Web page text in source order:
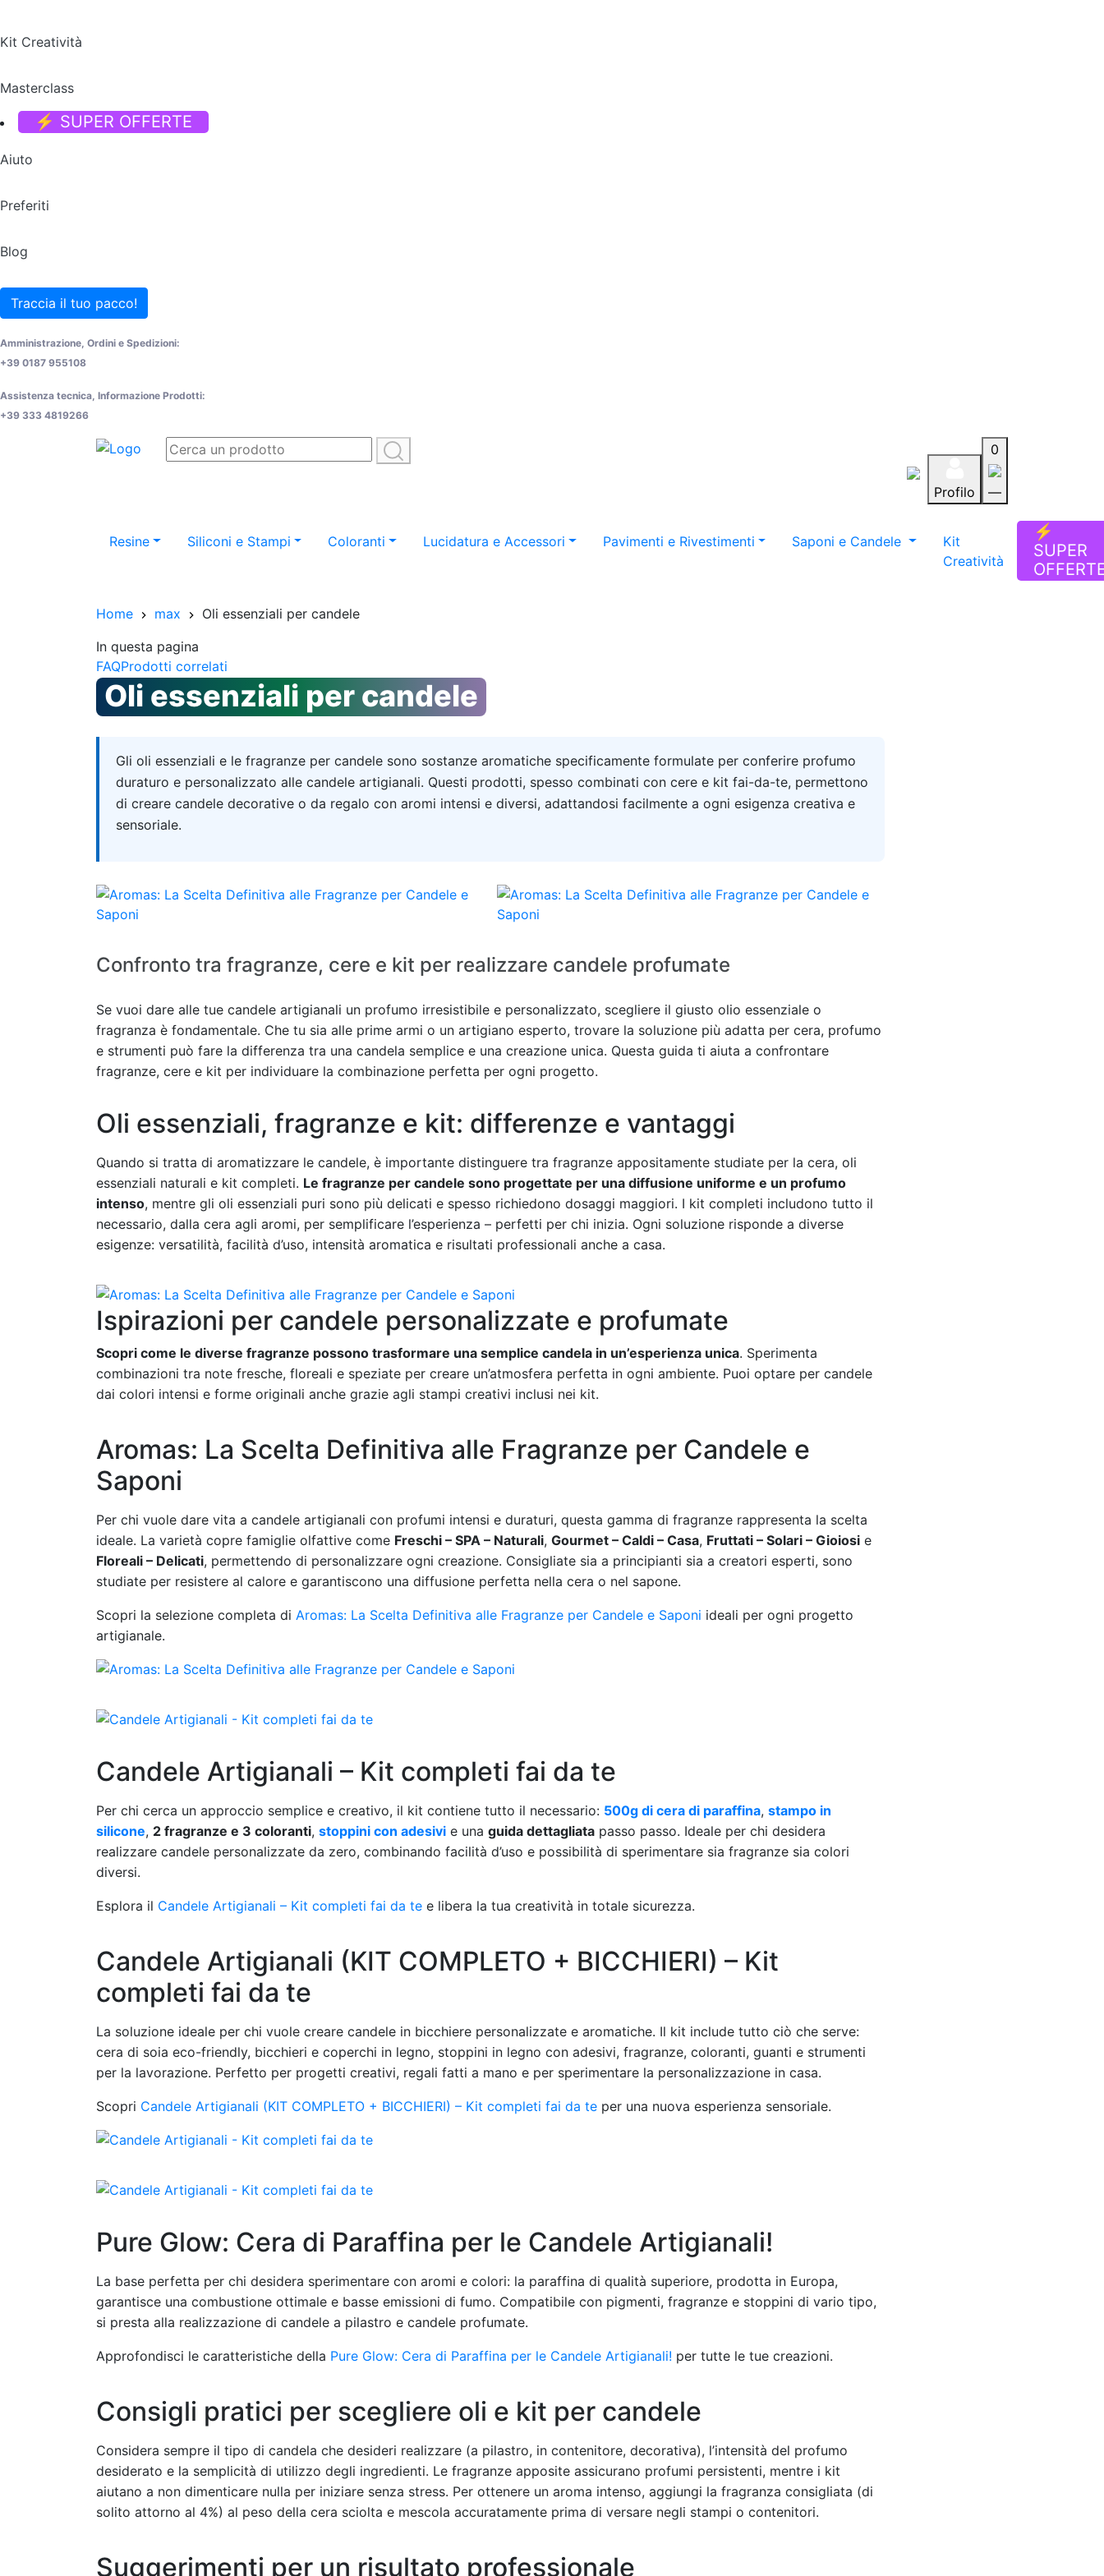
Kit Creatività
Masterclass
⚡ SUPER OFFERTE
Aiuto
Preferiti
Blog
Traccia il tuo pacco!
Amministrazione, Ordini e Spedizioni:
+39 0187 955108
Assistenza tecnica, Informazione Prodotti:
+39 333 4819266
Profilo
0
—
Resine Siliconi e Stampi Coloranti Lucidatura e Accessori Pavimenti e Rivestimenti Saponi e Candele
Kit
Creatività
⚡
SUPER
Home max
Oli essenziali per candele
In questa pagina
FAQProdotti correlati
Oli essenziali per candele
Quick answer
Gli oli essenziali e le fragranze per candele sono sostanze aromatiche specificamente formulate per conferire profumo
duraturo e personalizzato alle candele artigianali. Questi prodotti, spesso combinati con cere e kit fai-da-te, permettono
di creare candele decorative o da regalo con aromi intensi e diversi, adattandosi facilmente a ogni esigenza creativa e
sensoriale.
Confronto tra fragranze, cere e kit per realizzare candele profumate
Se vuoi dare alle tue candele artigianali un profumo irresistibile e personalizzato, scegliere il giusto olio essenziale o
fragranza è fondamentale. Che tu sia alle prime armi o un artigiano esperto, trovare la soluzione più adatta per cera, profumo
e strumenti può fare la differenza tra una candela semplice e una creazione unica. Questa guida ti aiuta a confrontare
fragranze, cere e kit per individuare la combinazione perfetta per ogni progetto.
Oli essenziali, fragranze e kit: differenze e vantaggi
Quando si tratta di aromatizzare le candele, è importante distinguere tra fragranze appositamente studiate per la cera, oli
essenziali naturali e kit completi. Le fragranze per candele sono progettate per una diffusione uniforme e un profumo
intenso, mentre gli oli essenziali puri sono più delicati e spesso richiedono dosaggi maggiori. I kit completi includono tutto il
necessario, dalla cera agli aromi, per semplificare l’esperienza – perfetti per chi inizia. Ogni soluzione risponde a diverse
esigenze: versatilità, facilità d’uso, intensità aromatica e risultati professionali anche a casa.
Ispirazioni per candele personalizzate e profumate
Scopri come le diverse fragranze possono trasformare una semplice candela in un’esperienza unica. Sperimenta
combinazioni tra note fresche, floreali e speziate per creare un’atmosfera perfetta in ogni ambiente. Puoi optare per candele
dai colori intensi e forme originali anche grazie agli stampi creativi inclusi nei kit.
Aromas: La Scelta Definitiva alle Fragranze per Candele e
Saponi
Per chi vuole dare vita a candele artigianali con profumi intensi e duraturi, questa gamma di fragranze rappresenta la scelta
ideale. La varietà copre famiglie olfattive come Freschi – SPA – Naturali, Gourmet – Caldi – Casa, Fruttati – Solari – Gioiosi e
Floreali – Delicati, permettendo di personalizzare ogni creazione. Consigliate sia a principianti sia a creatori esperti, sono
studiate per resistere al calore e garantiscono una diffusione perfetta nella cera o nel sapone.
Scopri la selezione completa di Aromas: La Scelta Definitiva alle Fragranze per Candele e Saponi ideali per ogni progetto
artigianale.
Candele Artigianali – Kit completi fai da te
Per chi cerca un approccio semplice e creativo, il kit contiene tutto il necessario: 500g di cera di paraffina, stampo in
silicone, 2 fragranze e 3 coloranti, stoppini con adesivi e una guida dettagliata passo passo. Ideale per chi desidera
realizzare candele personalizzate da zero, combinando facilità d’uso e possibilità di sperimentare sia fragranze sia colori
diversi.
Esplora il Candele Artigianali – Kit completi fai da te e libera la tua creatività in totale sicurezza.
Candele Artigianali (KIT COMPLETO + BICCHIERI) – Kit
completi fai da te
La soluzione ideale per chi vuole creare candele in bicchiere personalizzate e aromatiche. Il kit include tutto ciò che serve:
cera di soia eco-friendly, bicchieri e coperchi in legno, stoppini in legno con adesivi, fragranze, coloranti, guanti e strumenti
per la lavorazione. Perfetto per progetti creativi, regali fatti a mano e per sperimentare la personalizzazione in casa.
Scopri Candele Artigianali (KIT COMPLETO + BICCHIERI) – Kit completi fai da te per una nuova esperienza sensoriale.
Pure Glow: Cera di Paraffina per le Candele Artigianali!
La base perfetta per chi desidera sperimentare con aromi e colori: la paraffina di qualità superiore, prodotta in Europa,
garantisce una combustione ottimale e basse emissioni di fumo. Compatibile con pigmenti, fragranze e stoppini di vario tipo,
si presta alla realizzazione di candele a pilastro e candele profumate.
Approfondisci le caratteristiche della Pure Glow: Cera di Paraffina per le Candele Artigianali! per tutte le tue creazioni.
Consigli pratici per scegliere oli e kit per candele
Considera sempre il tipo di candela che desideri realizzare (a pilastro, in contenitore, decorativa), l’intensità del profumo
desiderato e la semplicità di utilizzo degli ingredienti. Le fragranze apposite assicurano profumi persistenti, mentre i kit
aiutano a non dimenticare nulla per iniziare senza stress. Per ottenere un aroma intenso, aggiungi la fragranza consigliata (di
solito attorno al 4%) al peso della cera sciolta e mescola accuratamente prima di versare negli stampi o contenitori.
Suggerimenti per un risultato professionale